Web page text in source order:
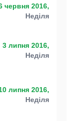
червня 2016,
Неділя
3 липня 2016,
Неділя
липня 2016,
Неділя